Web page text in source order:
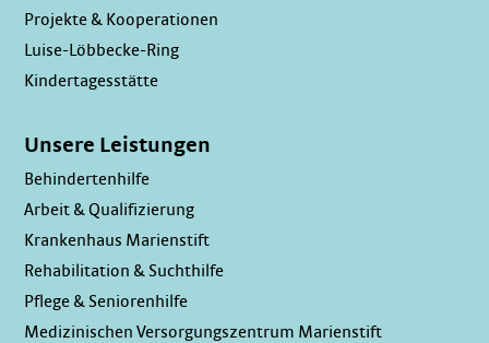
Projekte & Kooperationen
Luise-Löbbecke-Ring
Kindertagesstätte
Unsere Leistungen
Behindertenhilfe
Arbeit & Qualifizierung
Krankenhaus Marienstift
Rehabilitation & Suchthilfe
Pflege & Seniorenhilfe
Medizinischen Versorgungszentrum Marienstift